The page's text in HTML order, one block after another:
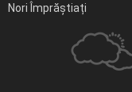
Nori Împrăștiați